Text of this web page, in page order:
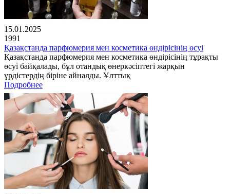
15.01.2025
1991
Қазақстанда парфюмерия мен косметика өндірісінің өсуі
Қазақстанда парфюмерия мен косметика өндірісінің тұрақты
өсуі байқалады, бұл отандық өнеркәсіптегі жарқын
үрдістердің біріне айналды. Ұлттық
Подробнее